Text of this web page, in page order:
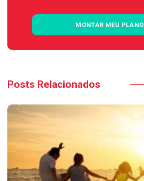
MONTAR MEU PLANO
Posts Relacionados